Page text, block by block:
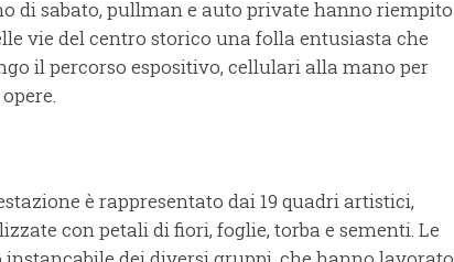
di sabato, pullman e auto private hanno riempito
vie del centro storico una folla entusiasta che
il percorso espositivo, cellulari alla mano per
è rappresentato dai 19 quadri artistici,
con petali di fiori, foglie, torba e sementi. Le